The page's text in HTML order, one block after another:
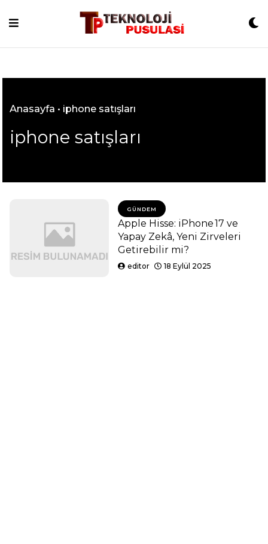
Anasayfa • iphone satışları
iphone satışları
GÜNDEM
Apple Hisse: iPhone 17 ve
Yapay Zekâ, Yeni Zirveleri
Getirebilir mi?
editor 18 Eylül 2025